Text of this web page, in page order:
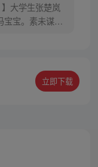
】大学生张楚岚
宝宝。素未谋面
覆，与冯宝宝一
立即下载